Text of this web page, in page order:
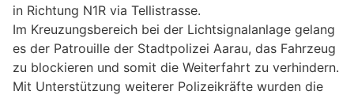
in Richtung N1R via Tellistrasse.
Im Kreuzungsbereich bei der Lichtsignalanlage gelang
es der Patrouille der Stadtpolizei Aarau, das Fahrzeug
zu blockieren und somit die Weiterfahrt zu verhindern.
Mit Unterstützung weiterer Polizeikräfte wurden die